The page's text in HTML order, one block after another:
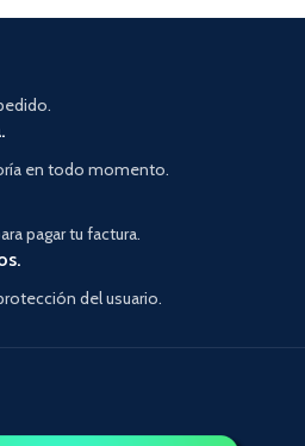
en todo momento.
pagar tu factura.
del usuario.